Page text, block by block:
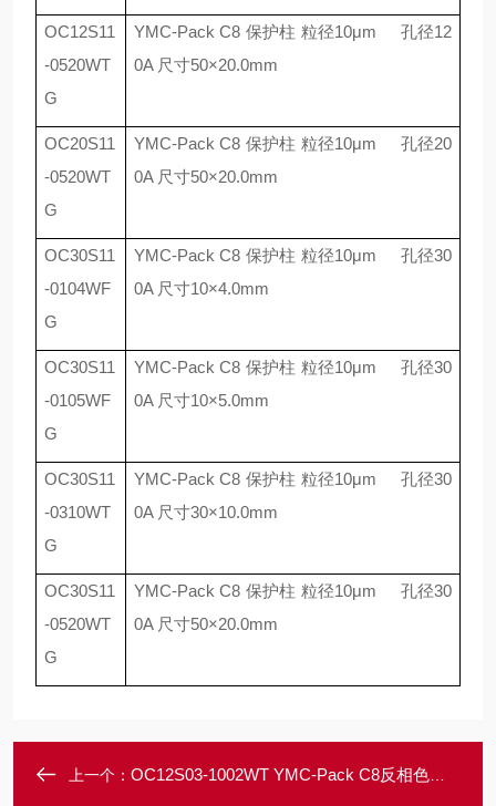
OC12S11
-0520WT
G
YMC-Pack C8 保护柱 粒径10μm 孔径12
0A 尺寸50×20.0mm
OC20S11
-0520WT
G
YMC-Pack C8 保护柱 粒径10μm 孔径20
0A 尺寸50×20.0mm
OC30S11
-0104WF
G
YMC-Pack C8 保护柱 粒径10μm 孔径30
0A 尺寸10×4.0mm
OC30S11
-0105WF
G
YMC-Pack C8 保护柱 粒径10μm 孔径30
0A 尺寸10×5.0mm
OC30S11
-0310WT
G
YMC-Pack C8 保护柱 粒径10μm 孔径30
0A 尺寸30×10.0mm
OC30S11
-0520WT
G
YMC-Pack C8 保护柱 粒径10μm 孔径30
0A 尺寸50×20.0mm
上一个： OC12S03-1002WT YMC-Pack C8反相色谱柱